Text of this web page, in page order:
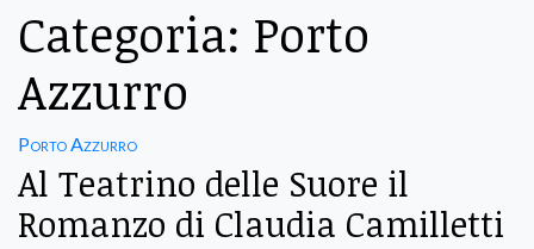
Categoria: Porto
Azzurro
Porto Azzurro
Al Teatrino delle Suore il
Romanzo di Claudia Camilletti